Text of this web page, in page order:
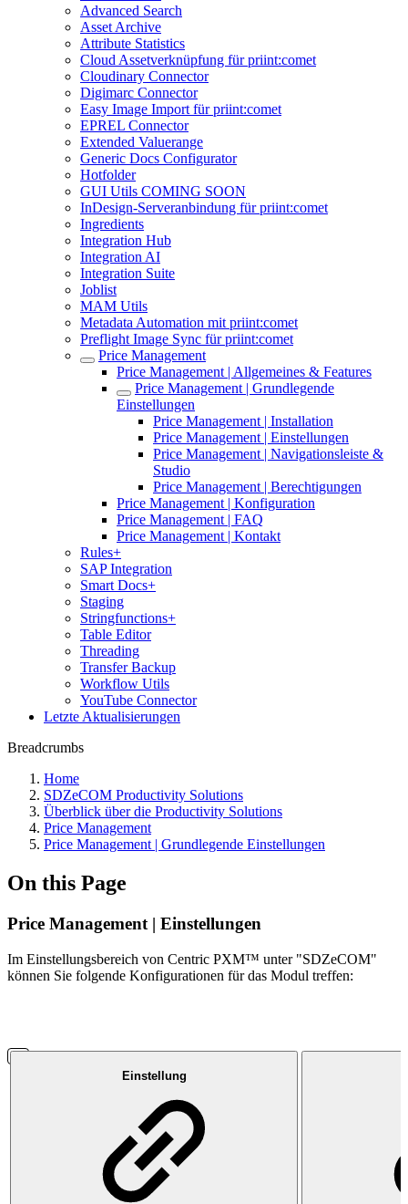
Advanced Search
Asset Archive
Attribute Statistics
Cloud Assetverknüpfung für priint:comet
Cloudinary Connector
Digimarc Connector
Easy Image Import für priint:comet
EPREL Connector
Extended Valuerange
Generic Docs Configurator
Hotfolder
GUI Utils COMING SOON
InDesign-Serveranbindung für priint:comet
Ingredients
Integration Hub
Integration AI
Integration Suite
Joblist
MAM Utils
Metadata Automation mit priint:comet
Preflight Image Sync für priint:comet
Price Management
Price Management | Allgemeines & Features
Price Management | Grundlegende
Einstellungen
Price Management | Installation
Price Management | Einstellungen
Price Management | Navigationsleiste &
Studio
Price Management | Berechtigungen
Price Management | Konfiguration
Price Management | FAQ
Price Management | Kontakt
Rules+
SAP Integration
Smart Docs+
Staging
Stringfunctions+
Table Editor
Threading
Transfer Backup
Workflow Utils
YouTube Connector
Letzte Aktualisierungen
Breadcrumbs
Home
SDZeCOM Productivity Solutions
Überblick über die Productivity Solutions
Price Management
Price Management | Grundlegende Einstellungen
On this Page
Price Management | Einstellungen
Im Einstellungsbereich von Centric PXM™ unter "SDZeCOM"
können Sie folgende Konfigurationen für das Modul treffen:
Einstellung